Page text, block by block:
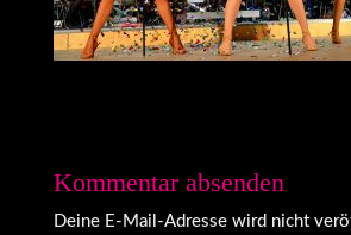
Kommentar absenden
Deine E-Mail-Adresse wird nicht